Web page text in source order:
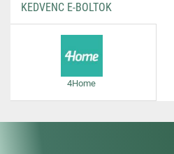
KEDVENC E-BOLTOK
4Home